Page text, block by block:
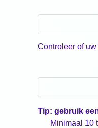
Controleer of
Tip: gebruik
Minimaal 10